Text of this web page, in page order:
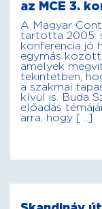
az MCE 3.
A Magyar
tartotta 2005.
konferencia jó
egymás
amelyek
tekintetben,
a szakmai
kívül is. Buda
előadás
arra, hogy […]